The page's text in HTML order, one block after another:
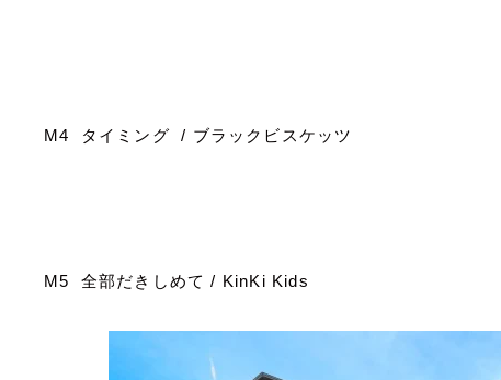
M4 タイミング / ブラックビスケッツ
M5 全部だきしめて / KinKi Kids